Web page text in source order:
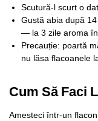
Scutură-l scurt o
Gustă abia după
— la 3 zile aroma
Precauție: poartă
nu lăsa flacoanele
Cum Să Faci
Amesteci într-un